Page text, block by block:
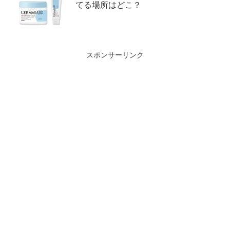
てる場所はどこ？
スポンサーリンク